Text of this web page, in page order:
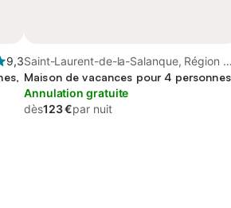
9,3Saint-Laurent-de-la-Salanque, Région
Perpignan
Maison de vacances pour 4 personnes
Annulation gratuite
dès123 €par nuit